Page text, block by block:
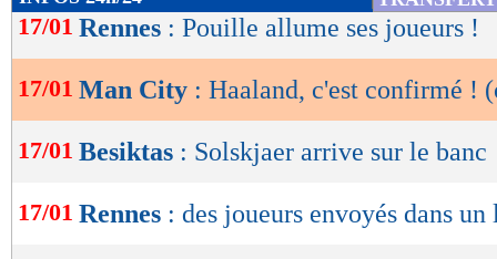
de
OK
17/01 Rennes : Pouille allume ses joueurs !
17/01 Man City : Haaland, c'est confirmé !
17/01 Besiktas : Solskjaer arrive sur le banc
17/01 Rennes : des joueurs envoyés dans